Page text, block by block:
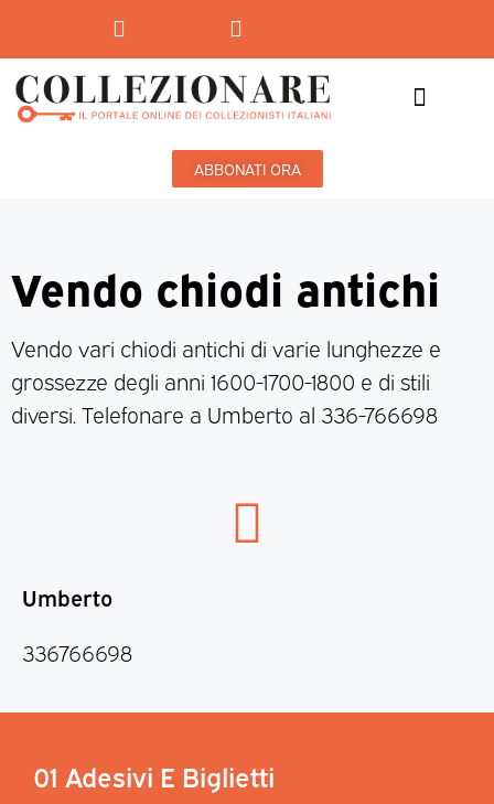
ABBONATI ORA
Vendo chiodi antichi
Vendo vari chiodi antichi di varie lunghezze e
grossezze degli anni 1600-1700-1800 e di stili
diversi. Telefonare a Umberto al 336-766698
Umberto
336766698
01 Adesivi E Biglietti